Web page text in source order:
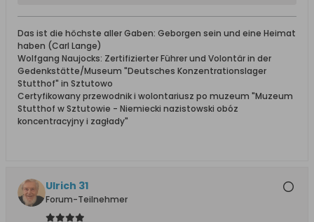
Das ist die höchste aller Gaben: Geborgen sein und eine Heimat
haben (Carl Lange)
Wolfgang Naujocks: Zertifizierter Führer und Volontär in der
Gedenkstätte/Museum "Deutsches Konzentrationslager
Stutthof" in Sztutowo
Certyfikowany przewodnik i wolontariusz po muzeum "Muzeum
Stutthof w Sztutowie - Niemiecki nazistowski obóz
koncentracyjny i zagłady"
Ulrich 31
Forum-Teilnehmer